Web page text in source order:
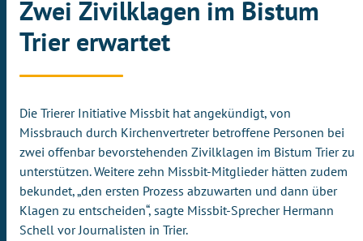
Zwei Zivilklagen im Bistum
Trier erwartet
Die Trierer Initiative Missbit hat angekündigt, von
Missbrauch durch Kirchenvertreter betroffene Personen bei
zwei offenbar bevorstehenden Zivilklagen im Bistum Trier zu
unterstützen. Weitere zehn Missbit-Mitglieder hätten zudem
bekundet, „den ersten Prozess abzuwarten und dann über
Klagen zu entscheiden“, sagte Missbit-Sprecher Hermann
Schell vor Journalisten in Trier.